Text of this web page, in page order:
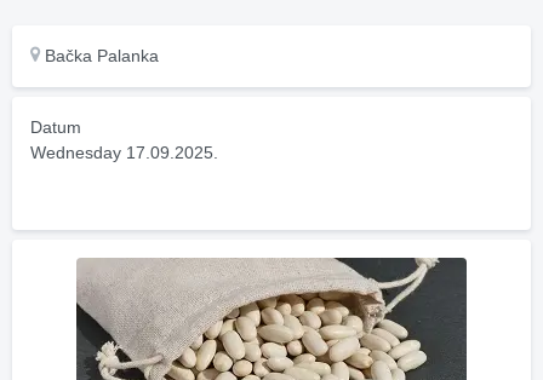
Bačka Palanka
Datum
Wednesday 17.09.2025.